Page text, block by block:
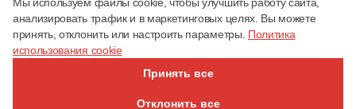
анализировать трафик и в маркетинговых целях. Вы можете
принять, отклонить или настроить параметры. Политика
использования cookie
Принять все
Отклонить все